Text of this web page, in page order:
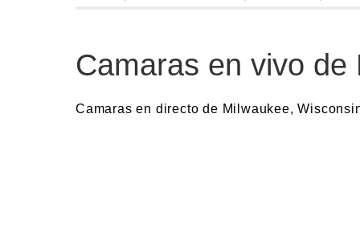
Camaras en vivo de
Camaras en directo de Milwaukee,